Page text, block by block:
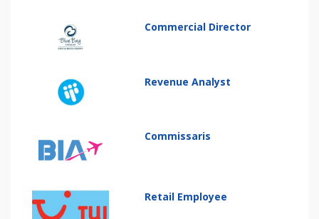
Commercial Director
Revenue Analyst
Commissaris
Retail Employee